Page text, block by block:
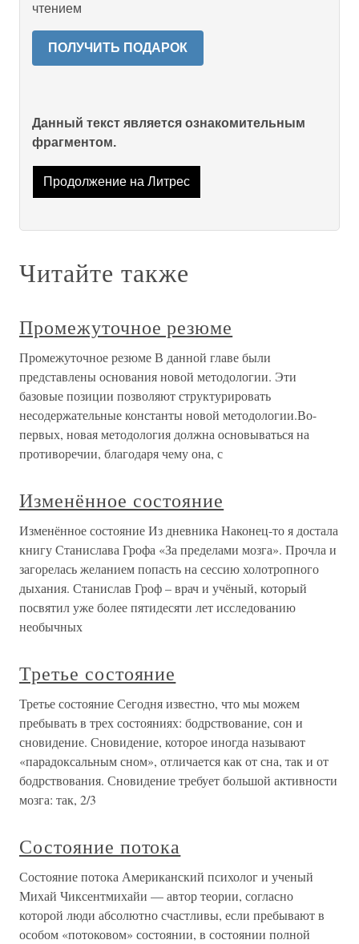
чтением
ПОЛУЧИТЬ ПОДАРОК
Данный текст является ознакомительным
фрагментом.
Продолжение на Литрес
Читайте также
Промежуточное резюме
Промежуточное резюме В данной главе были
представлены основания новой методологии. Эти
базовые позиции позволяют структурировать
несодержательные константы новой методологии.Во-
первых, новая методология должна основываться на
противоречии, благодаря чему она, с
Изменённое состояние
Изменённое состояние Из дневника Наконец-то я достала
книгу Станислава Грофа «За пределами мозга». Прочла и
загорелась желанием попасть на сессию холотропного
дыхания. Станислав Гроф – врач и учёный, который
посвятил уже более пятидесяти лет исследованию
необычных
Третье состояние
Третье состояние Сегодня известно, что мы можем
пребывать в трех состояниях: бодрствование, сон и
сновидение. Сновидение, которое иногда называют
«парадоксальным сном», отличается как от сна, так и от
бодрствования. Сновидение требует большой активности
мозга: так, 2/3
Состояние потока
Состояние потока Американский психолог и ученый
Михай Чиксентмихайи — автор теории, согласно
которой люди абсолютно счастливы, если пребывают в
особом «потоковом» состоянии, в состоянии полной